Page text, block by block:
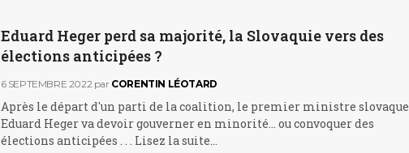
Eduard Heger perd sa majorité, la Slovaquie vers des
élections anticipées ?
6 SEPTEMBRE 2022 par CORENTIN LÉOTARD
Après le départ d'un parti de la coalition, le premier ministre slovaque
Eduard Heger va devoir gouverner en minorité... ou convoquer des
élections anticipées . . . Lisez la suite…